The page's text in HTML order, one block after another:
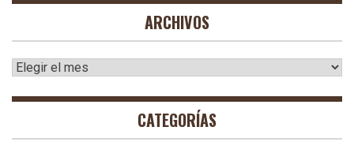
ARCHIVOS
Archivos
CATEGORÍAS